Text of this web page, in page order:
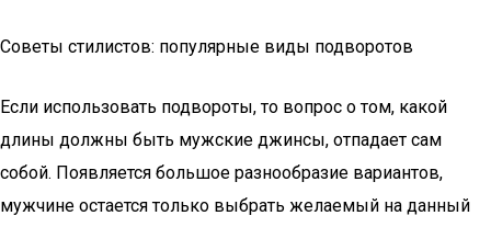
Советы стилистов: популярные виды подворотов
Если использовать подвороты, то вопрос о том, какой
длины должны быть мужские джинсы, отпадает сам
собой. Появляется большое разнообразие вариантов,
мужчине остается только выбрать желаемый на данный